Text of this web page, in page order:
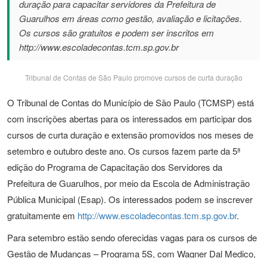
duração para capacitar servidores da Prefeitura de
Guarulhos em áreas como gestão, avaliação e licitações.
Os cursos são gratuitos e podem ser inscritos em
http://www.escoladecontas.tcm.sp.gov.br
Tribunal de Contas de São Paulo promove cursos de curta duração
O Tribunal de Contas do Município de São Paulo (TCMSP) está
com inscrições abertas para os interessados em participar dos
cursos de curta duração e extensão promovidos nos meses de
setembro e outubro deste ano. Os cursos fazem parte da 5ª
edição do Programa de Capacitação dos Servidores da
Prefeitura de Guarulhos, por meio da Escola de Administração
Pública Municipal (Esap). Os interessados podem se inscrever
gratuitamente em http://www.escoladecontas.tcm.sp.gov.br.
Para setembro estão sendo oferecidas vagas para os cursos de
Gestão de Mudanças – Programa 5S, com Wagner Dal Medico,